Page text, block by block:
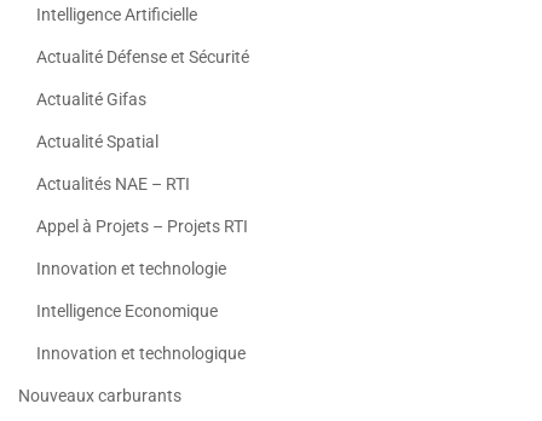
Intelligence Artificielle
Actualité Défense et Sécurité
Actualité Gifas
Actualité Spatial
Actualités NAE – RTI
Appel à Projets – Projets RTI
Innovation et technologie
Intelligence Economique
Innovation et technologique
Nouveaux carburants